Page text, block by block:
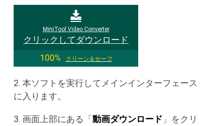
MiniTool Video Converter
クリックしてダウンロード
100%
クリーン＆セーフ
2. 本ソフトを実行してメインインターフェース
に入ります。
3. 画面上部にある「動画ダウンロード 」をクリ